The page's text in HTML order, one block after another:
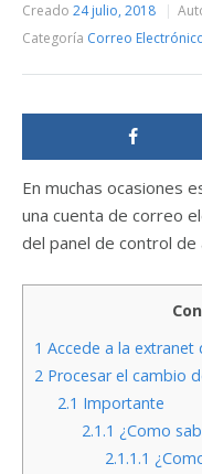
Creado 24 julio, 2018
Categoría Correo
En muchas ocasiones
una cuenta de correo
del panel de control
1 Accede a la extranet
2 Procesar el cambio
2.1 Importante
2.1.1 ¿Como
2.1.1.1